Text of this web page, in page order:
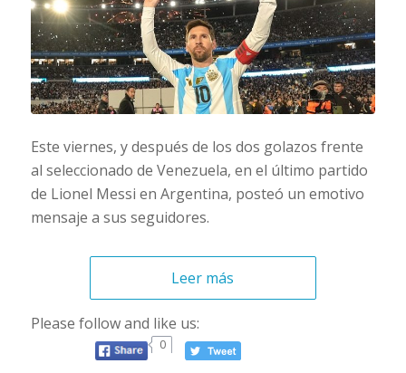
Este viernes, y después de los dos golazos frente
al seleccionado de Venezuela, en el último partido
de Lionel Messi en Argentina, posteó un emotivo
mensaje a sus seguidores.
Leer más
Please follow and like us:
0